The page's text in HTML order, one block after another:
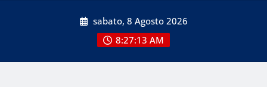
sabato, 8 Agosto 2026
8:27:13 AM